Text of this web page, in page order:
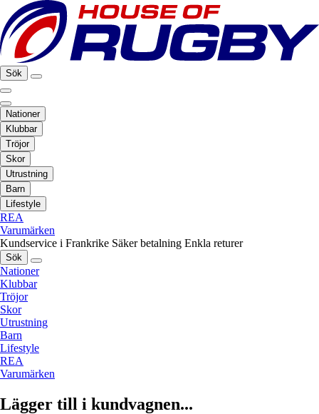
Sök
Nationer
Klubbar
Tröjor
Skor
Utrustning
Barn
Lifestyle
REA
Varumärken
Kundservice i Frankrike Säker betalning Enkla returer
Sök
Nationer
Klubbar
Tröjor
Skor
Utrustning
Barn
Lifestyle
REA
Varumärken
Lägger till i kundvagnen...